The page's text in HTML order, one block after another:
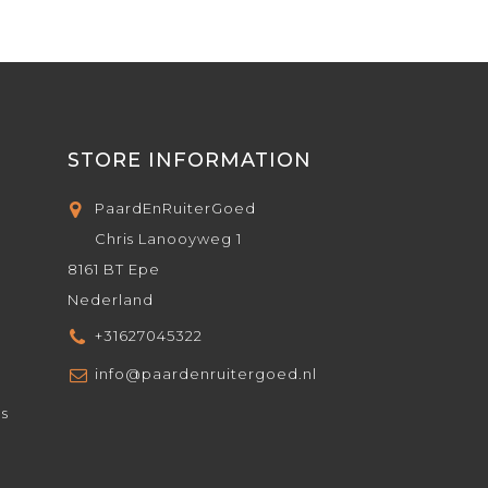
STORE INFORMATION
PaardEnRuiterGoed
Chris Lanooyweg 1
8161 BT Epe
Nederland
+31627045322
info@paardenruitergoed.nl